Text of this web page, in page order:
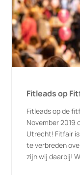
Fitleads op
Fitleads op de
November 2019
Utrecht! Fitfair
te verbreden
zijn wij daarbij!